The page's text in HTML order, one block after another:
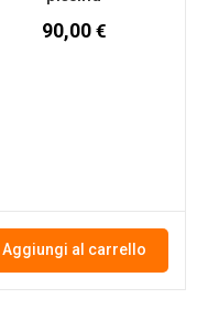
90,00 €
Aggiungi al carrello